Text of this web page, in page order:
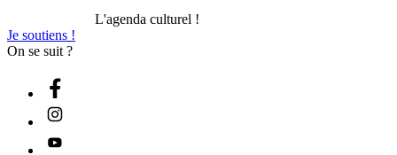
L'agenda culturel !
Je soutiens !
On se suit ?